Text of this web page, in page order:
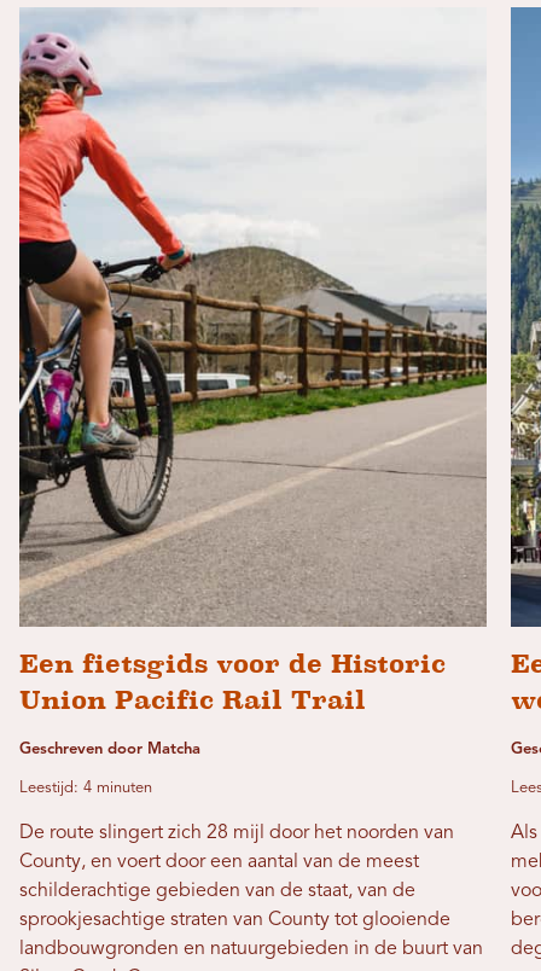
Een fietsgids voor de Historic
Union Pacific Rail Trail
Geschreven door Matcha
Leestijd: 4 minuten
De route slingert zich 28 mijl door het noorden van
County, en voert door een aantal van de meest
schilderachtige gebieden van de staat, van de
sprookjesachtige straten van County tot glooiende
landbouwgronden en natuurgebieden in de buurt van